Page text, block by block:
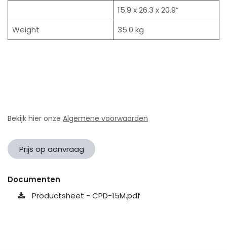
15.9 x 26.3 x 20.9”
Weight
35.0 kg
Bekijk hier onze Algemene voorwaarden
Prijs op aanvraag
Documenten
Productsheet - CPD-15M.pdf